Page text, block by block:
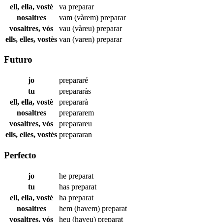
ell, ella, vostè
va preparar
nosaltres
vam (vàrem) preparar
vosaltres, vós
vau (vàreu) preparar
ells, elles, vostès van (varen) preparar
Futuro
jo
prepararé
tu
prepararàs
ell, ella, vostè
prepararà
nosaltres
prepararem
vosaltres, vós
preparareu
ells, elles, vostès prepararan
Perfecto
jo he preparat
tu
has preparat
ell, ella, vostè
ha preparat
nosaltres
hem (havem) preparat
vosaltres, vós
heu (haveu) preparat